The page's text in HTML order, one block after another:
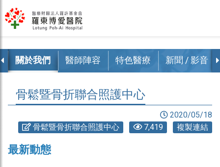
關於我們 醫師陣容 特色醫療 新聞 / 影音
骨鬆暨骨折聯合照護中心
2020/05/18
骨鬆暨骨折聯合照護中心
7,419 複製連結
最新動態